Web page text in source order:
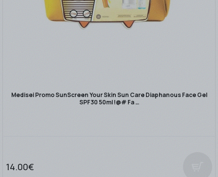
Medisei Promo SunScreen Your Skin Sun Care Diaphanous Face Gel
SPF30 50ml !@# Fa …
14.00€